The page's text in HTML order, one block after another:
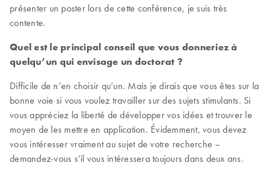
présenter un poster lors de cette conférence, je suis très
contente.
Quel est le principal conseil que vous donneriez à
quelqu’un qui envisage un doctorat ?
Difficile de n’en choisir qu’un. Mais je dirais que vous êtes sur la
bonne voie si vous voulez travailler sur des sujets stimulants. Si
vous appréciez la liberté de développer vos idées et trouver le
moyen de les mettre en application. Évidemment, vous devez
vous intéresser vraiment au sujet de votre recherche –
demandez-vous s’il vous intéressera toujours dans deux ans.